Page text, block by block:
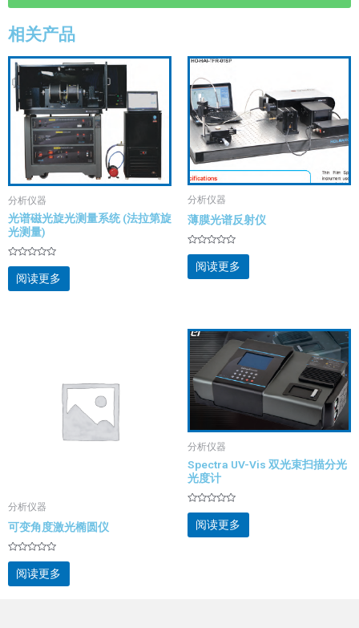
相关产品
分析仪器
光谱磁光旋光测量系统 (法拉第旋
光测量)
评
分
&sol;
阅读更多
分析仪器
薄膜光谱反射仪
评
分
&sol;
阅读更多
分析仪器
可变角度激光椭圆仪
评
分
&sol;
阅读更多
分析仪器
Spectra UV-Vis 双光束扫描分光
光度计
评
分
&sol;
阅读更多